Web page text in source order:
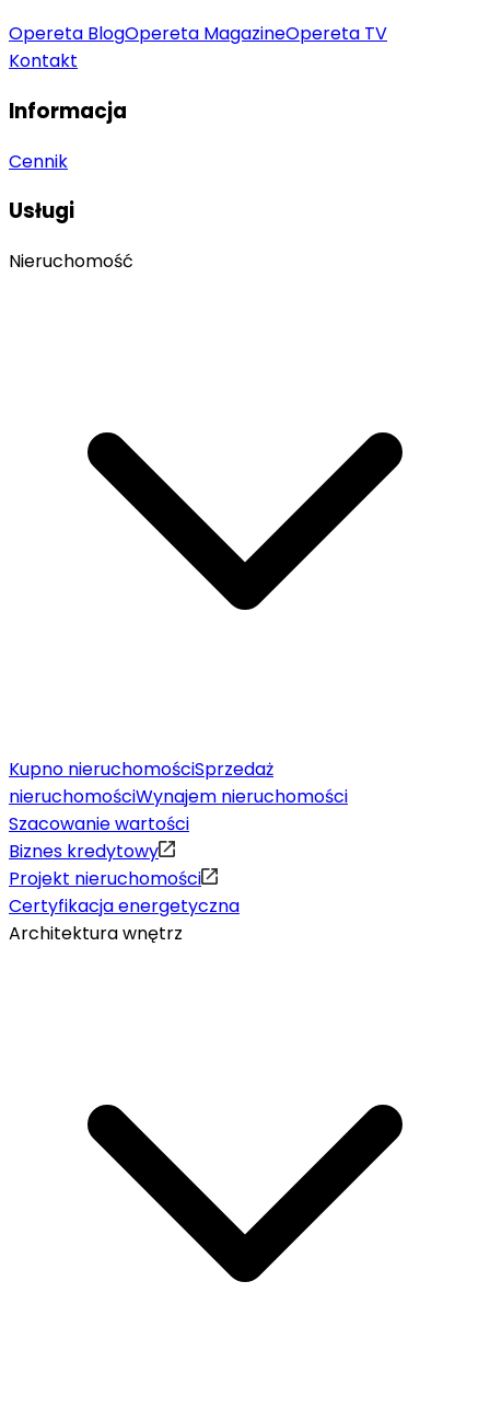
Opereta BlogOpereta MagazineOpereta TV
Kontakt
Informacja
Cennik
Usługi
Nieruchomość
Kupno nieruchomościSprzedaż
nieruchomościWynajem nieruchomości
Szacowanie wartości
Biznes kredytowy
Projekt nieruchomości
Certyfikacja energetyczna
Architektura wnętrz